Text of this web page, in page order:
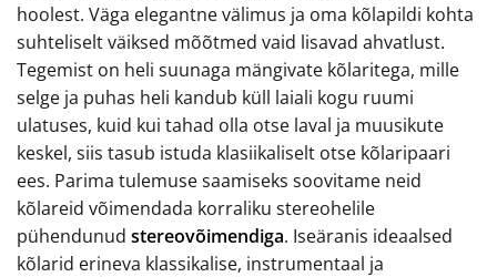
hoolest. Väga elegantne välimus ja oma kõlapildi kohta
suhteliselt väiksed mõõtmed vaid lisavad ahvatlust.
Tegemist on heli suunaga mängivate kõlaritega, mille
selge ja puhas heli kandub küll laiali kogu ruumi
ulatuses, kuid kui tahad olla otse laval ja muusikute
keskel, siis tasub istuda klasiikaliselt otse kõlaripaari
ees. Parima tulemuse saamiseks soovitame neid
kõlareid võimendada korraliku stereohelile
pühendunud stereovõimendiga. Iseäranis ideaalsed
kõlarid erineva klassikalise, instrumentaal ja